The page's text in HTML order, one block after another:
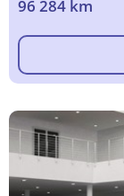
96 284 km